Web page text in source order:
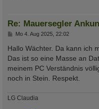
Re: Mauersegler
B
i
t
r
g
Mo 4. Aug 2025, 22:02
Hallo Wächter. Da kann ich
Das ist so eine Masse an
meinem PC Verständnis
noch in Stein. Respekt.
LG Claudia